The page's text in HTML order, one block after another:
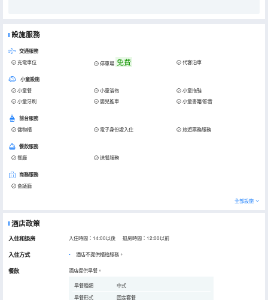
設施服務
交通服務
充電車位 停車場 免費 代客泊車
小童設施
小童餐 小童浴袍
小童拖鞋
小童牙刷
嬰兒推車 小童書籍/影音
前台服務
儲物櫃 電子身份證入住 旅遊票務服務
餐飲服務
餐廳 送餐服務
商務服務
會議廳
全部設施
酒店政策
入住和退房 入住時間：14:00以後 退房時間：12:00以前
入住方式 酒店不提供櫃枱服務。
餐飲 酒店提供早餐。
早餐種類
中式
早餐形式
固定套餐